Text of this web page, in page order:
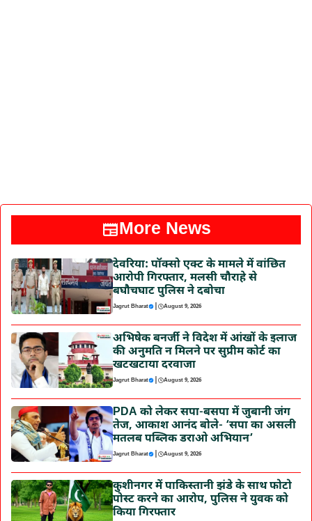
More News
देवरिया: पॉक्सो एक्ट के मामले में वांछित
आरोपी गिरफ्तार, मलसी चौराहे से
बघौचघाट पुलिस ने दबोचा
Jagrut Bharat | August 9, 2026
अभिषेक बनर्जी ने विदेश में आंखों के इलाज
की अनुमति न मिलने पर सुप्रीम कोर्ट का
खटखटाया दरवाजा
Jagrut Bharat | August 9, 2026
PDA को लेकर सपा-बसपा में जुबानी जंग
तेज, आकाश आनंद बोले- ‘सपा का असली
मतलब पब्लिक डराओ अभियान’
Jagrut Bharat | August 9, 2026
कुशीनगर में पाकिस्तानी झंडे के साथ फोटो
पोस्ट करने का आरोप, पुलिस ने युवक को
किया गिरफ्तार